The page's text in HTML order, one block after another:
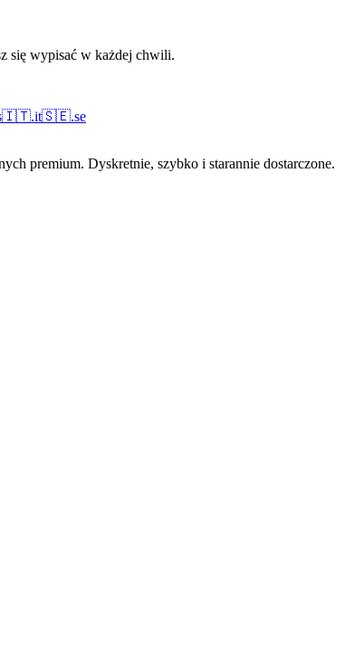
się wypisać w każdej chwili.
🇮🇹.it🇸🇪.se
premium. Dyskretnie, szybko i starannie dostarczone.